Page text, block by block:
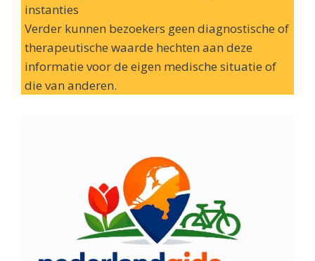
instanties
Verder kunnen bezoekers geen diagnostische of
therapeutische waarde hechten aan deze
informatie voor de eigen medische situatie of
die van anderen.